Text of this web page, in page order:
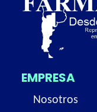
EMPRESA
Nosotros